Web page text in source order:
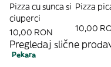
Pizza cu sunca si
ciuperci
10,00 RON
Pizza
10,00
Pregledaj slične
Pekara